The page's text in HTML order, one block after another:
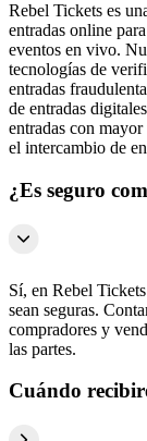
Rebel Tickets es
entradas online
eventos en vivo.
tecnologías de
entradas
de entradas
entradas con
el intercambio de
¿Es seguro
Sí, en Rebel
sean seguras.
compradores y
las partes.
Cuándo